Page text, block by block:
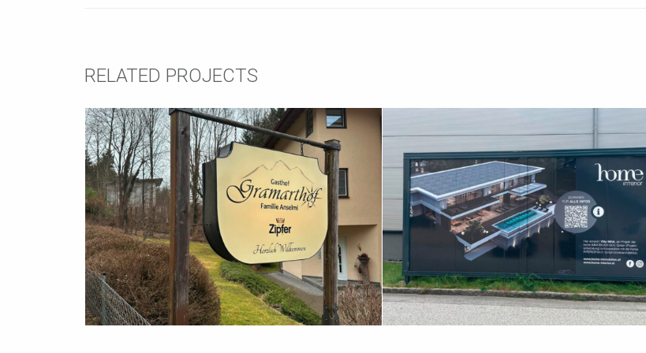
RELATED PROJECTS